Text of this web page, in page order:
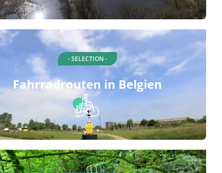
- SELECTION -
Fahrradrouten in Belgien